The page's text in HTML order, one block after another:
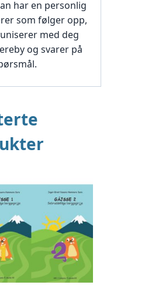
har en personlig
som følger opp,
med deg
og svarer på